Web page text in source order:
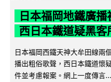
日本福岡地鐵廣
西日本鐵道疑黑客
日本福岡西鐵天神大牟田線兩
播出粗俗歌聲，西日本鐵道懷
件並考慮報案。網上一度傳言...